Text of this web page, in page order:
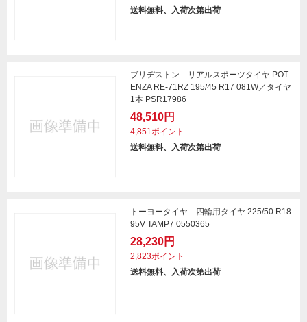
送料無料、入荷次第出荷
ブリヂストン リアルスポーツタイヤ POT
ENZA RE-71RZ 195/45 R17 081W／タイヤ
1本 PSR17986
48,510円
4,851ポイント
送料無料、入荷次第出荷
トーヨータイヤ 四輪用タイヤ 225/50 R18
95V TAMP7 0550365
28,230円
2,823ポイント
送料無料、入荷次第出荷